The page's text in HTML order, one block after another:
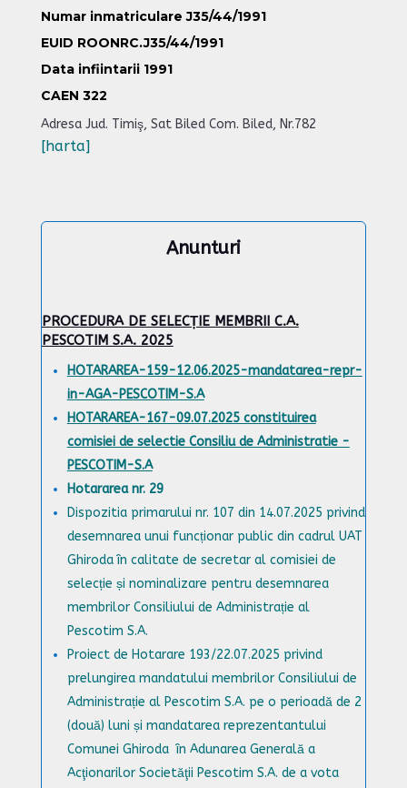
Numar inmatriculare J35/44/1991
EUID ROONRC.J35/44/1991
Data infiintarii 1991
CAEN 322
Adresa Jud. Timiş, Sat Biled Com. Biled, Nr.782
[harta]
Anunturi
PROCEDURA DE SELECȚIE MEMBRII C.A.
PESCOTIM S.A. 2025
HOTARAREA-159-12.06.2025-mandatarea-repr-
in-AGA-PESCOTIM-S.A
HOTARAREA-167-09.07.2025 constituirea
comisiei de selectie Consiliu de Administratie -
PESCOTIM-S.A
Hotararea nr. 29
Dispozitia primarului nr. 107 din 14.07.2025 privind
desemnarea unui funcționar public din cadrul UAT
Ghiroda în calitate de secretar al comisiei de
selecție și nominalizare pentru desemnarea
membrilor Consiliului de Administrație al
Pescotim S.A.
Proiect de Hotarare 193/22.07.2025 privind
prelungirea mandatului membrilor Consiliului de
Administrație al Pescotim S.A. pe o perioadă de 2
(două) luni și mandatarea reprezentantului
Comunei Ghiroda în Adunarea Generală a
Acţionarilor Societăţii Pescotim S.A. de a vota